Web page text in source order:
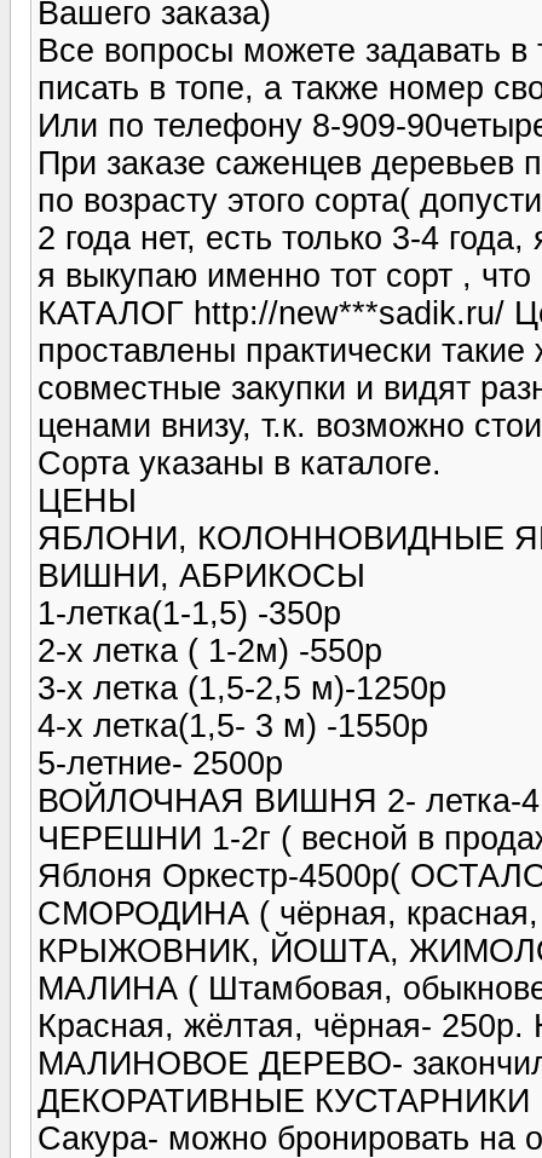
Вашего заказа)
Все вопросы можете задавать в
писать в топе, а также номер
Или по телефону 8-909-
При заказе саженцев деревьев
по возрасту этого сорта(
2 года нет, есть только 3-4
я выкупаю именно тот сорт ,
КАТАЛОГ http://new***sadik.ru/
проставлены практически
совместные закупки и видят
ценами внизу, т.к. возможно
Сорта указаны в каталоге.
ЦЕНЫ
ЯБЛОНИ, КОЛОННОВИДНЫЕ
ВИШНИ, АБРИКОСЫ
1-летка(1-1,5) -350р
2-х летка ( 1-2м) -550р
3-х летка (1,5-2,5 м)-1250р
4-х летка(1,5- 3 м) -1550р
5-летние- 2500р
ВОЙЛОЧНАЯ ВИШНЯ 2- летка-
ЧЕРЕШНИ 1-2г ( весной в
Яблоня Оркестр-4500р(
СМОРОДИНА ( чёрная, красная,
КРЫЖОВНИК, ЙОШТА,
МАЛИНА ( Штамбовая,
Красная, жёлтая, чёрная- 250р.
МАЛИНОВОЕ ДЕРЕВО-
ДЕКОРАТИВНЫЕ КУСТАРНИКИ
Сакура- можно бронировать на